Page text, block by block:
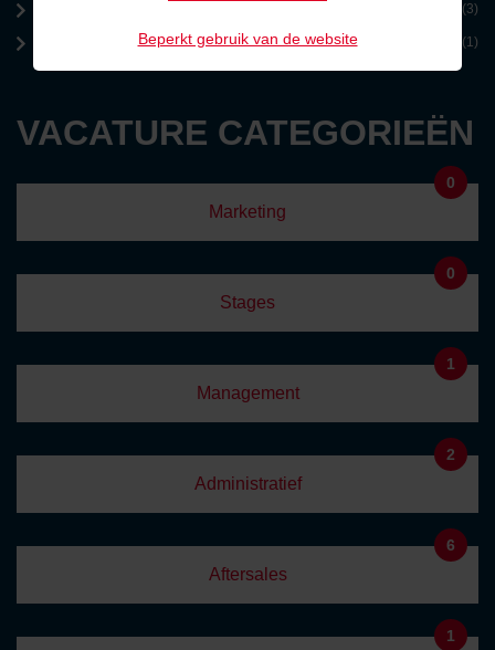
(3)
(1)
VACATURE CATEGORIEËN
Marketing
0
Stages
0
Management
1
Administratief
2
Aftersales
6
1
Beperkt gebruik van de website